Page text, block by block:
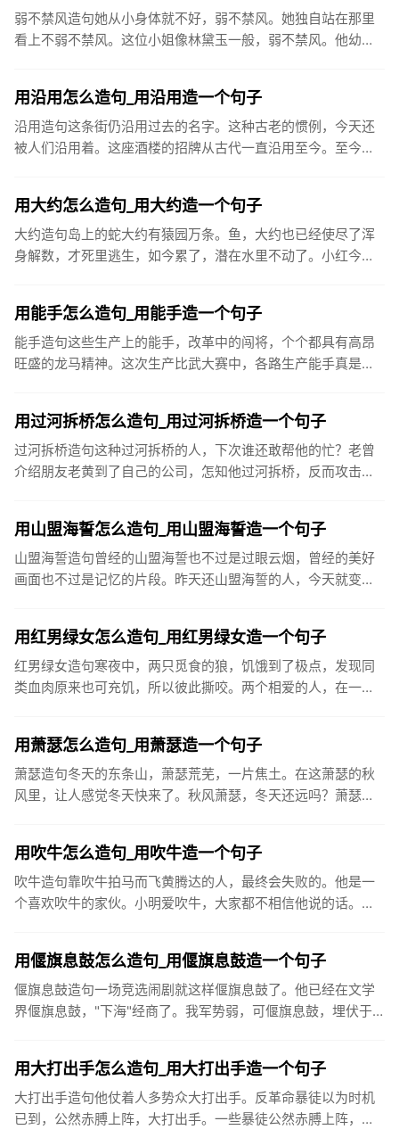
弱不禁风造句她从小身体就不好，弱不禁风。她独自站在那里
看上不弱不禁风。这位小姐像林黛玉一般，弱不禁风。他幼年
用沿用怎么造句_用沿用造一个句子
沿用造句这条街仍沿用过去的名字。这种古老的惯例，今天还
被人们沿用着。这座酒楼的招牌从古代一直沿用至今。至今太
用大约怎么造句_用大约造一个句子
大约造句岛上的蛇大约有猿园万条。鱼，大约也已经使尽了浑
身解数，才死里逃生，如今累了，潜在水里不动了。小红今天
用能手怎么造句_用能手造一个句子
能手造句这些生产上的能手，改革中的闯将，个个都具有高昂
旺盛的龙马精神。这次生产比武大赛中，各路生产能手真是各
用过河拆桥怎么造句_用过河拆桥造一个句子
过河拆桥造句这种过河拆桥的人，下次谁还敢帮他的忙？老曾
介绍朋友老黄到了自己的公司，怎知他过河拆桥，反而攻击老
用山盟海誓怎么造句_用山盟海誓造一个句子
山盟海誓造句曾经的山盟海誓也不过是过眼云烟，曾经的美好
画面也不过是记忆的片段。昨天还山盟海誓的人，今天就变得
用红男绿女怎么造句_用红男绿女造一个句子
红男绿女造句寒夜中，两只觅食的狼，饥饿到了极点，发现同
类血肉原来也可充饥，所以彼此撕咬。两个相爱的人，在一
用萧瑟怎么造句_用萧瑟造一个句子
萧瑟造句冬天的东条山，萧瑟荒芜，一片焦土。在这萧瑟的秋
风里，让人感觉冬天快来了。秋风萧瑟，冬天还远吗？萧瑟的
用吹牛怎么造句_用吹牛造一个句子
吹牛造句靠吹牛拍马而飞黄腾达的人，最终会失败的。他是一
个喜欢吹牛的家伙。小明爱吹牛，大家都不相信他说的话。那
用偃旗息鼓怎么造句_用偃旗息鼓造一个句子
偃旗息鼓造句一场竞选闹剧就这样偃旗息鼓了。他已经在文学
界偃旗息鼓，"下海"经商了。我军势弱，可偃旗息鼓，埋伏于
用大打出手怎么造句_用大打出手造一个句子
大打出手造句他仗着人多势众大打出手。反革命暴徒以为时机
已到，公然赤膊上阵，大打出手。一些暴徒公然赤膊上阵，大